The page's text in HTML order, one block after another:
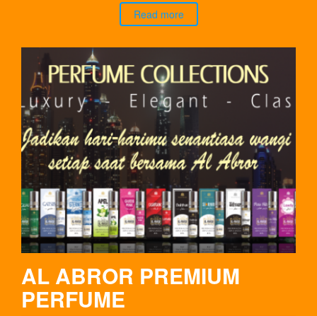
Read more
AL ABROR PREMIUM
PERFUME